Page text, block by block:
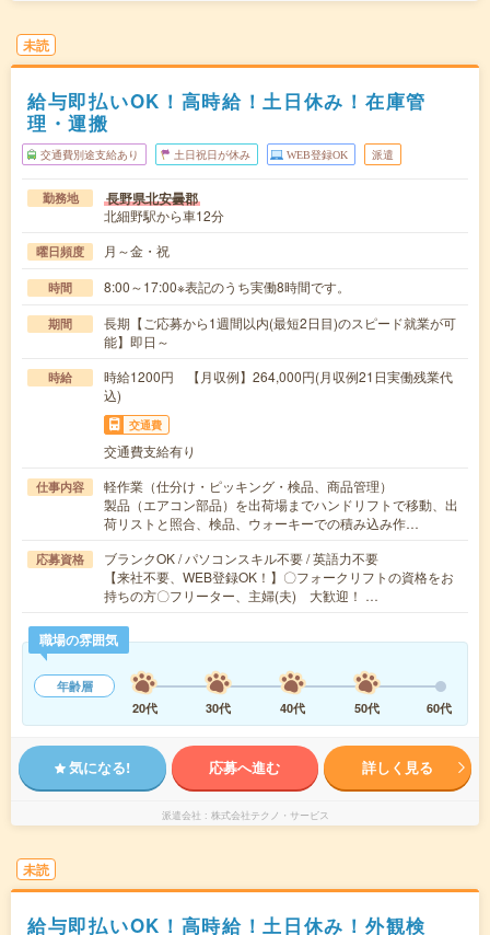
未読
給与即払いOK！高時給！土日休み！在庫管
理・運搬
交通費別途支給あり 土日祝日が休み WEB登録OK 派遣
勤務地 長野県北安曇郡
北細野駅から車12分
曜日頻度 月～金・祝
時間 8:00～17:00※表記のうち実働8時間です。
期間
長期【ご応募から1週間以内(最短2日目)のスピード就業が可
能】即日～
時給
時給1200円 【月収例】264,000円(月収例21日実働残業代
込)
交通費
交通費支給有り
仕事内容
軽作業（仕分け・ピッキング・検品、商品管理）
製品（エアコン部品）を出荷場までハンドリフトで移動、出
荷リストと照合、検品、ウォーキーでの積み込み作…
応募資格
ブランクOK / パソコンスキル不要 / 英語力不要
【来社不要、WEB登録OK！】〇フォークリフトの資格をお
持ちの方〇フリーター、主婦(夫) 大歓迎！ …
職場の雰囲気
年齢層
20代
30代 40代 50代 60代
気になる! 応募へ進む 詳しく見る
派遣会社 株式会社テクノ・サービス
未読
給与即払いOK！高時給！土日休み！外観検